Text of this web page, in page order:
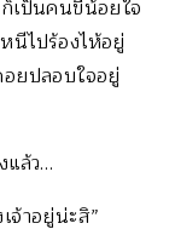
เป็นคนขี้น้อยใจ
นีไปร้องไห้อยู่
ยปลอบใจอยู่
แล้ว…
จ้าอยู่น่ะสิ”